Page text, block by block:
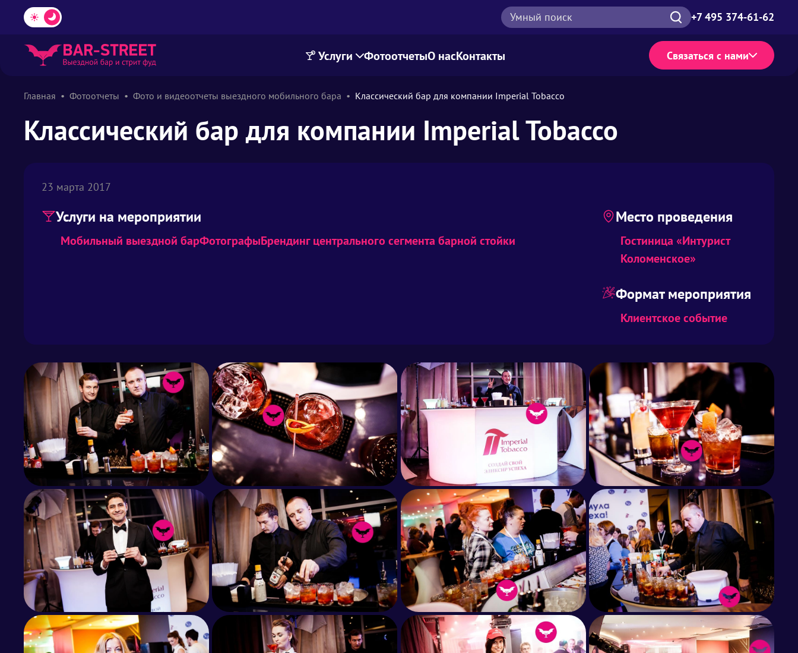
Умный поиск +7 495 374-61-62
Услуги ФотоотчетыО насКонтакты Связаться с нами
Главная Фотоотчеты Фото и видеоотчеты выездного мобильного бара Классический бар для компании Imperial Tobacco
Классический бар для компании Imperial Tobacco
23 марта 2017
Услуги на мероприятии
Мобильный выездной барФотографыБрендинг центрального сегмента барной стойки
Место проведения
Гостиница «Интурист
Коломенское»
Формат мероприятия
Клиентское событие